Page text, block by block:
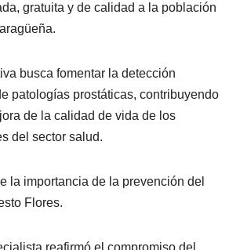
gratuita y de calidad a la población
busca fomentar la detección
patologías prostáticas, contribuyendo
de la calidad de vida de los
del sector salud.
la importancia de la prevención del
Flores.
reafirmó el compromiso del